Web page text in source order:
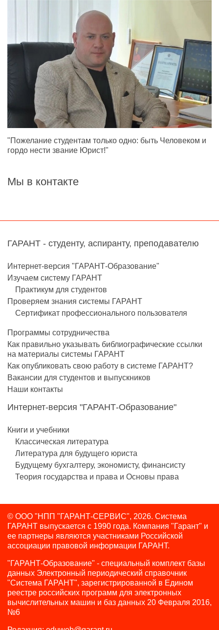
"Пожелание студентам только одно: быть Человеком и
гордо нести звание Юрист!"
Мы в контакте
ГАРАНТ - студенту, аспиранту, преподавателю
Интернет-версия "ГАРАНТ-Образование"
Изучаем систему ГАРАНТ
Практикум для студентов
Проверяем знания системы ГАРАНТ
Сертификат профессионального пользователя
Программы сотрудничества
Как правильно указывать библиографические ссылки
на материалы системы ГАРАНТ
Как опубликовать свою работу в системе ГАРАНТ?
Вакансии для студентов и выпускников
Наши контакты
Интернет-версия "ГАРАНТ-Образование"
Книги и учебники
Классическая литература
Литература для будущего юриста
Будущему бухгалтеру, экономисту, финансисту
Теория государства и права и Основы права
© ООО "НПП "ГАРАНТ-СЕРВИС", 2026. Система
ГАРАНТ выпускается с 1990 года. Компания "Гарант" и
ее партнеры являются участниками Российской
ассоциации правовой информации ГАРАНТ.
"ГАРАНТ-Образование" - специальный комплект базы
данных Электронный периодический справочник
"Система ГАРАНТ", зарегистрированной в Едином
реестре российских программ для электронных
вычислительных машин и баз данных 20 Февраля 2016,
№6